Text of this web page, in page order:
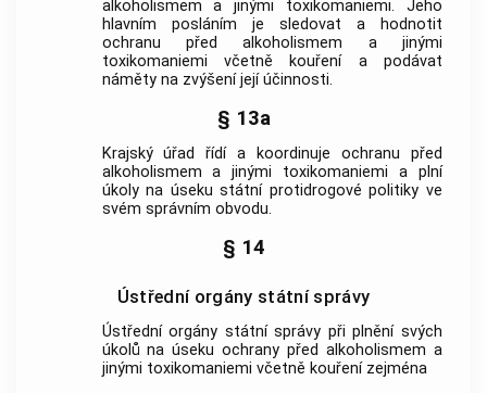
alkoholismem a jinými toxikomaniemi. Jeho
hlavním posláním je sledovat a hodnotit
ochranu před alkoholismem a jinými
toxikomaniemi včetně kouření a podávat
náměty na zvýšení její účinnosti.
§ 13a
Krajský úřad řídí a koordinuje ochranu před
alkoholismem a jinými toxikomaniemi a plní
úkoly na úseku státní protidrogové politiky ve
svém správním obvodu.
§ 14
Ústřední orgány státní správy
Ústřední orgány státní správy při plnění svých
úkolů na úseku ochrany před alkoholismem a
jinými toxikomaniemi včetně kouření zejména